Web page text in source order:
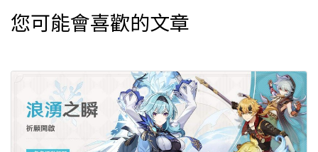
您可能會喜歡的文章